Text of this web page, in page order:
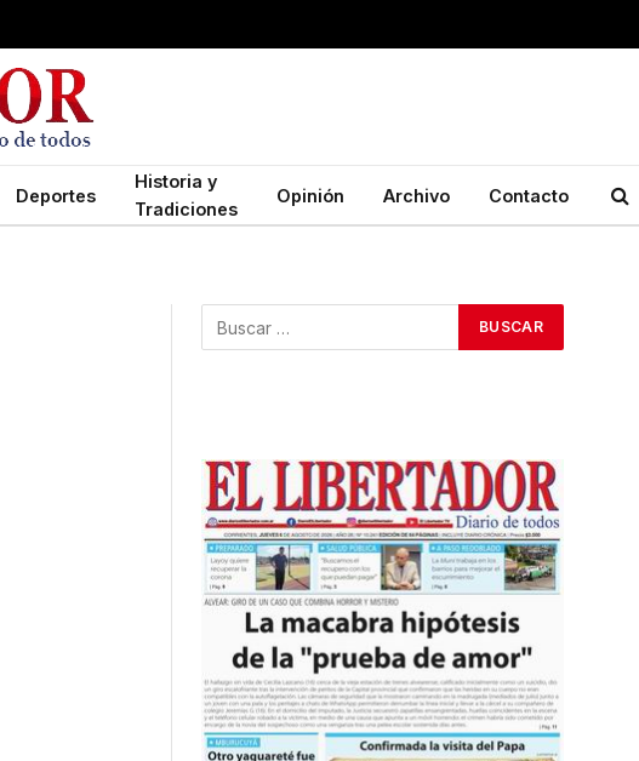
Deportes
Historia y
Tradiciones
Opinión Archivo Contacto